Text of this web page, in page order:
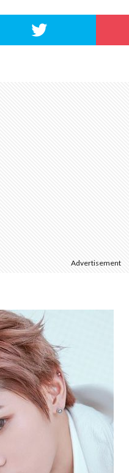
Advertisement